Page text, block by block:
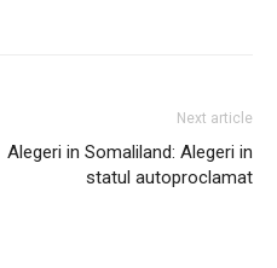
Next article
Alegeri in Somaliland: Alegeri in
statul autoproclamat